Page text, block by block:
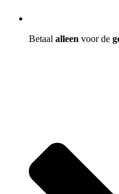
Betaal alleen voor de